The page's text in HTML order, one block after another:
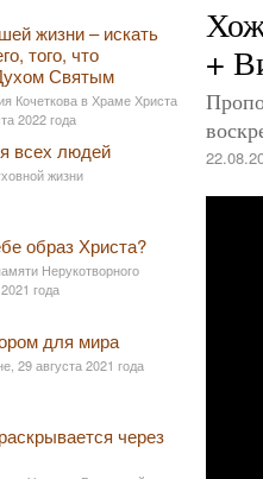
+
жизни – искать
того, что
Святым
Кочеткова в Храме Христа
2022 года
всех людей
жизни
образ Христа?
Нерукотворного
года
для мира
29 августа 2021 года
через